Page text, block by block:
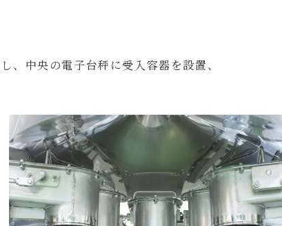
置の製作例
中央の電子台秤に受入容器を設置、